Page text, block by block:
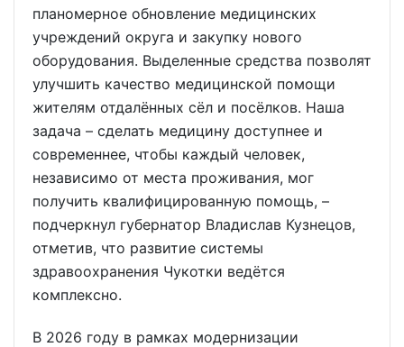
планомерное обновление медицинских
учреждений округа и закупку нового
оборудования. Выделенные средства позволят
улучшить качество медицинской помощи
жителям отдалённых сёл и посёлков. Наша
задача – сделать медицину доступнее и
современнее, чтобы каждый человек,
независимо от места проживания, мог
получить квалифицированную помощь, –
подчеркнул губернатор Владислав Кузнецов,
отметив, что развитие системы
здравоохранения Чукотки ведётся
комплексно.
В 2026 году в рамках модернизации